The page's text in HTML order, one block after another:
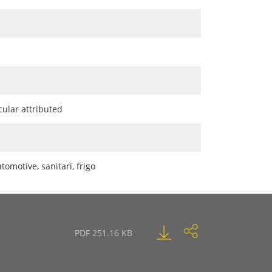
attributed
sanitari, frigo
PDF 251.16 KB